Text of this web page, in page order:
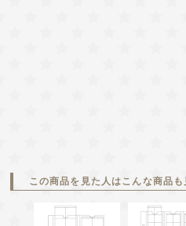
この商品を見た人はこんな商品